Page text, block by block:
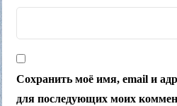
Сохранить моё имя, email и
для последующих моих